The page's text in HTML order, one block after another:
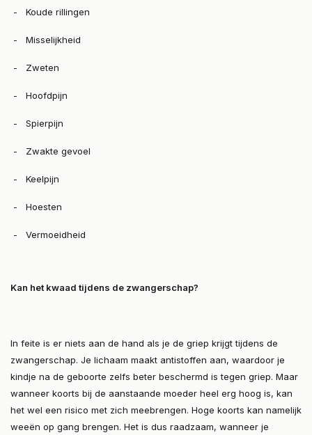
- Koude rillingen
- Misselijkheid
- Zweten
- Hoofdpijn
- Spierpijn
- Zwakte gevoel
- Keelpijn
- Hoesten
- Vermoeidheid
Kan het kwaad tijdens de zwangerschap?
In feite is er niets aan de hand als je de griep krijgt tijdens de
zwangerschap. Je lichaam maakt antistoffen aan, waardoor je
kindje na de geboorte zelfs beter beschermd is tegen griep. Maar
wanneer koorts bij de aanstaande moeder heel erg hoog is, kan
het wel een risico met zich meebrengen. Hoge koorts kan namelijk
weeën op gang brengen. Het is dus raadzaam, wanneer je